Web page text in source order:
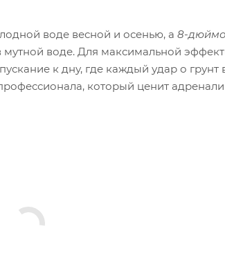
воде весной и осенью, а 8-
воде. Для максимальной
к дну, где каждый удар о
который ценит